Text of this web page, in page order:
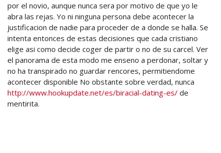
por el novio, aunque nunca sera por motivo de que yo le
abra las rejas. Yo ni ninguna persona debe acontecer la
justificacion de nadie para proceder de a donde se halla. Se
intenta entonces de estas decisiones que cada cristiano
elige asi­ como decide coger de partir o no de su carcel. Ver
el panorama de esta modo me enseno a perdonar, soltar y
no ha transpirado no guardar rencores, permitiendome
acontecer disponible No obstante sobre verdad, nunca
http://www.hookupdate.net/es/biracial-dating-es/ de
mentirita.